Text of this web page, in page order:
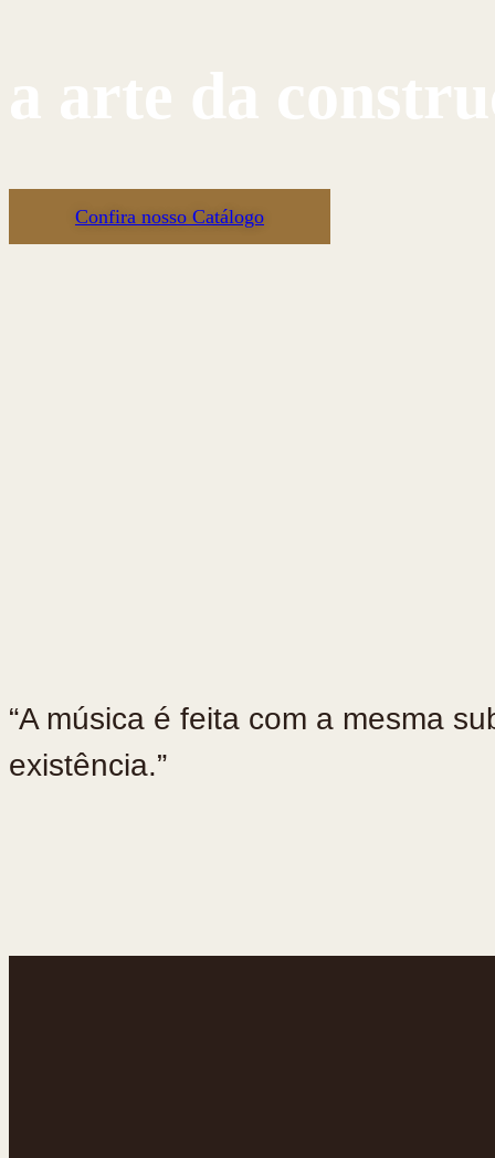
a arte da
Confira nosso Catálogo
“⁠A música é feita com a mesma
existência.”